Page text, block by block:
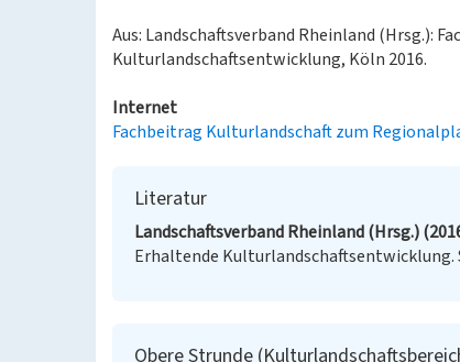
Aus: Landschaftsverband Rheinland (Hrsg.):
Kulturlandschaftsentwicklung, Köln 2016.
Internet
Fachbeitrag Kulturlandschaft zum
Literatur
Landschaftsverband Rheinland (Hrsg.)
Erhaltende Kulturlandschaftsentwicklung.
Obere Strunde